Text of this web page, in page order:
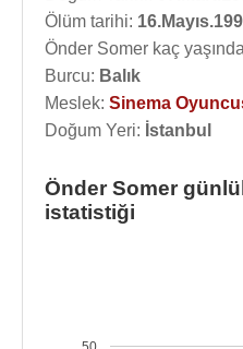
Ölüm tarihi:
Önder Somer kaç
Burcu: Balık
Meslek: Sinema
Doğum Yeri: İstanbul
Önder Somer
istatistiği